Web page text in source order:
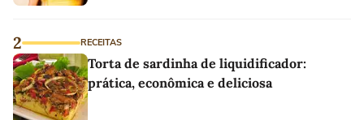
2 RECEITAS
Torta de sardinha de liquidificador:
prática, econômica e deliciosa